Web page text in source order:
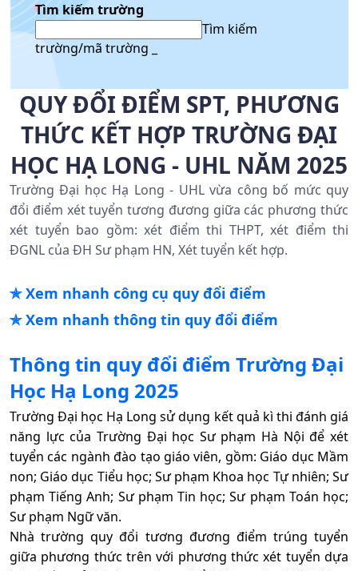
Tìm kiếm trường
Tìm kiếm
trường/mã trường _
QUY ĐỔI ĐIỂM SPT, PHƯƠNG
THỨC KẾT HỢP TRƯỜNG ĐẠI
HỌC HẠ LONG - UHL NĂM 2025
Trường Đại học Hạ Long - UHL vừa công bố mức quy
đổi điểm xét tuyển tương đương giữa các phương thức
xét tuyển bao gồm: xét điểm thi THPT, xét điểm thi
ĐGNL của ĐH Sư phạm HN, Xét tuyển kết hợp.
✯ Xem nhanh công cụ quy đổi điểm
✯ Xem nhanh thông tin quy đổi điểm
Thông tin quy đổi điểm Trường Đại
Học Hạ Long 2025
Trường Đại học Hạ Long sử dụng kết quả kì thi đánh giá
năng lực của Trường Đại học Sư phạm Hà Nội để xét
tuyển các ngành đào tạo giáo viên, gồm: Giáo dục Mầm
non; Giáo dục Tiểu học; Sư phạm Khoa học Tự nhiên; Sư
phạm Tiếng Anh; Sư phạm Tin học; Sư phạm Toán học;
Sư phạm Ngữ văn.
Nhà trường quy đổi tương đương điểm trúng tuyển
giữa phương thức trên với phương thức xét tuyển dựa